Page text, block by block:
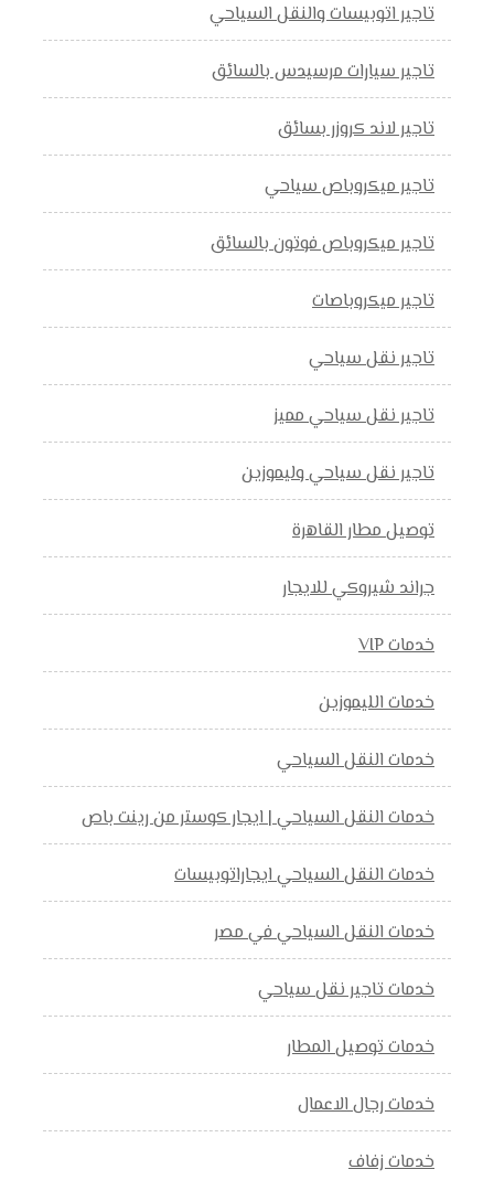
تاجير اتوبيسات والنقل السياحي
تاجير سيارات مرسيدس بالسائق
تاجير لاند كروزر بسائق
تاجير ميكروباص سياحي
تاجير ميكروباص فوتون بالسائق
تاجير ميكروباصات
تاجير نقل سياحي
تاجير نقل سياحي مميز
تاجير نقل سياحي وليموزين
توصيل مطار القاهرة
جراند شيروكي للايجار
خدمات VIP
خدمات الليموزين
خدمات النقل السياحي
خدمات النقل السياحي | ايجار كوستر من رينت باص
خدمات النقل السياحي ايجاراتوبيسات
خدمات النقل السياحي في مصر
خدمات تاجير نقل سياحي
خدمات توصيل المطار
خدمات رجال الاعمال
خدمات زفاف